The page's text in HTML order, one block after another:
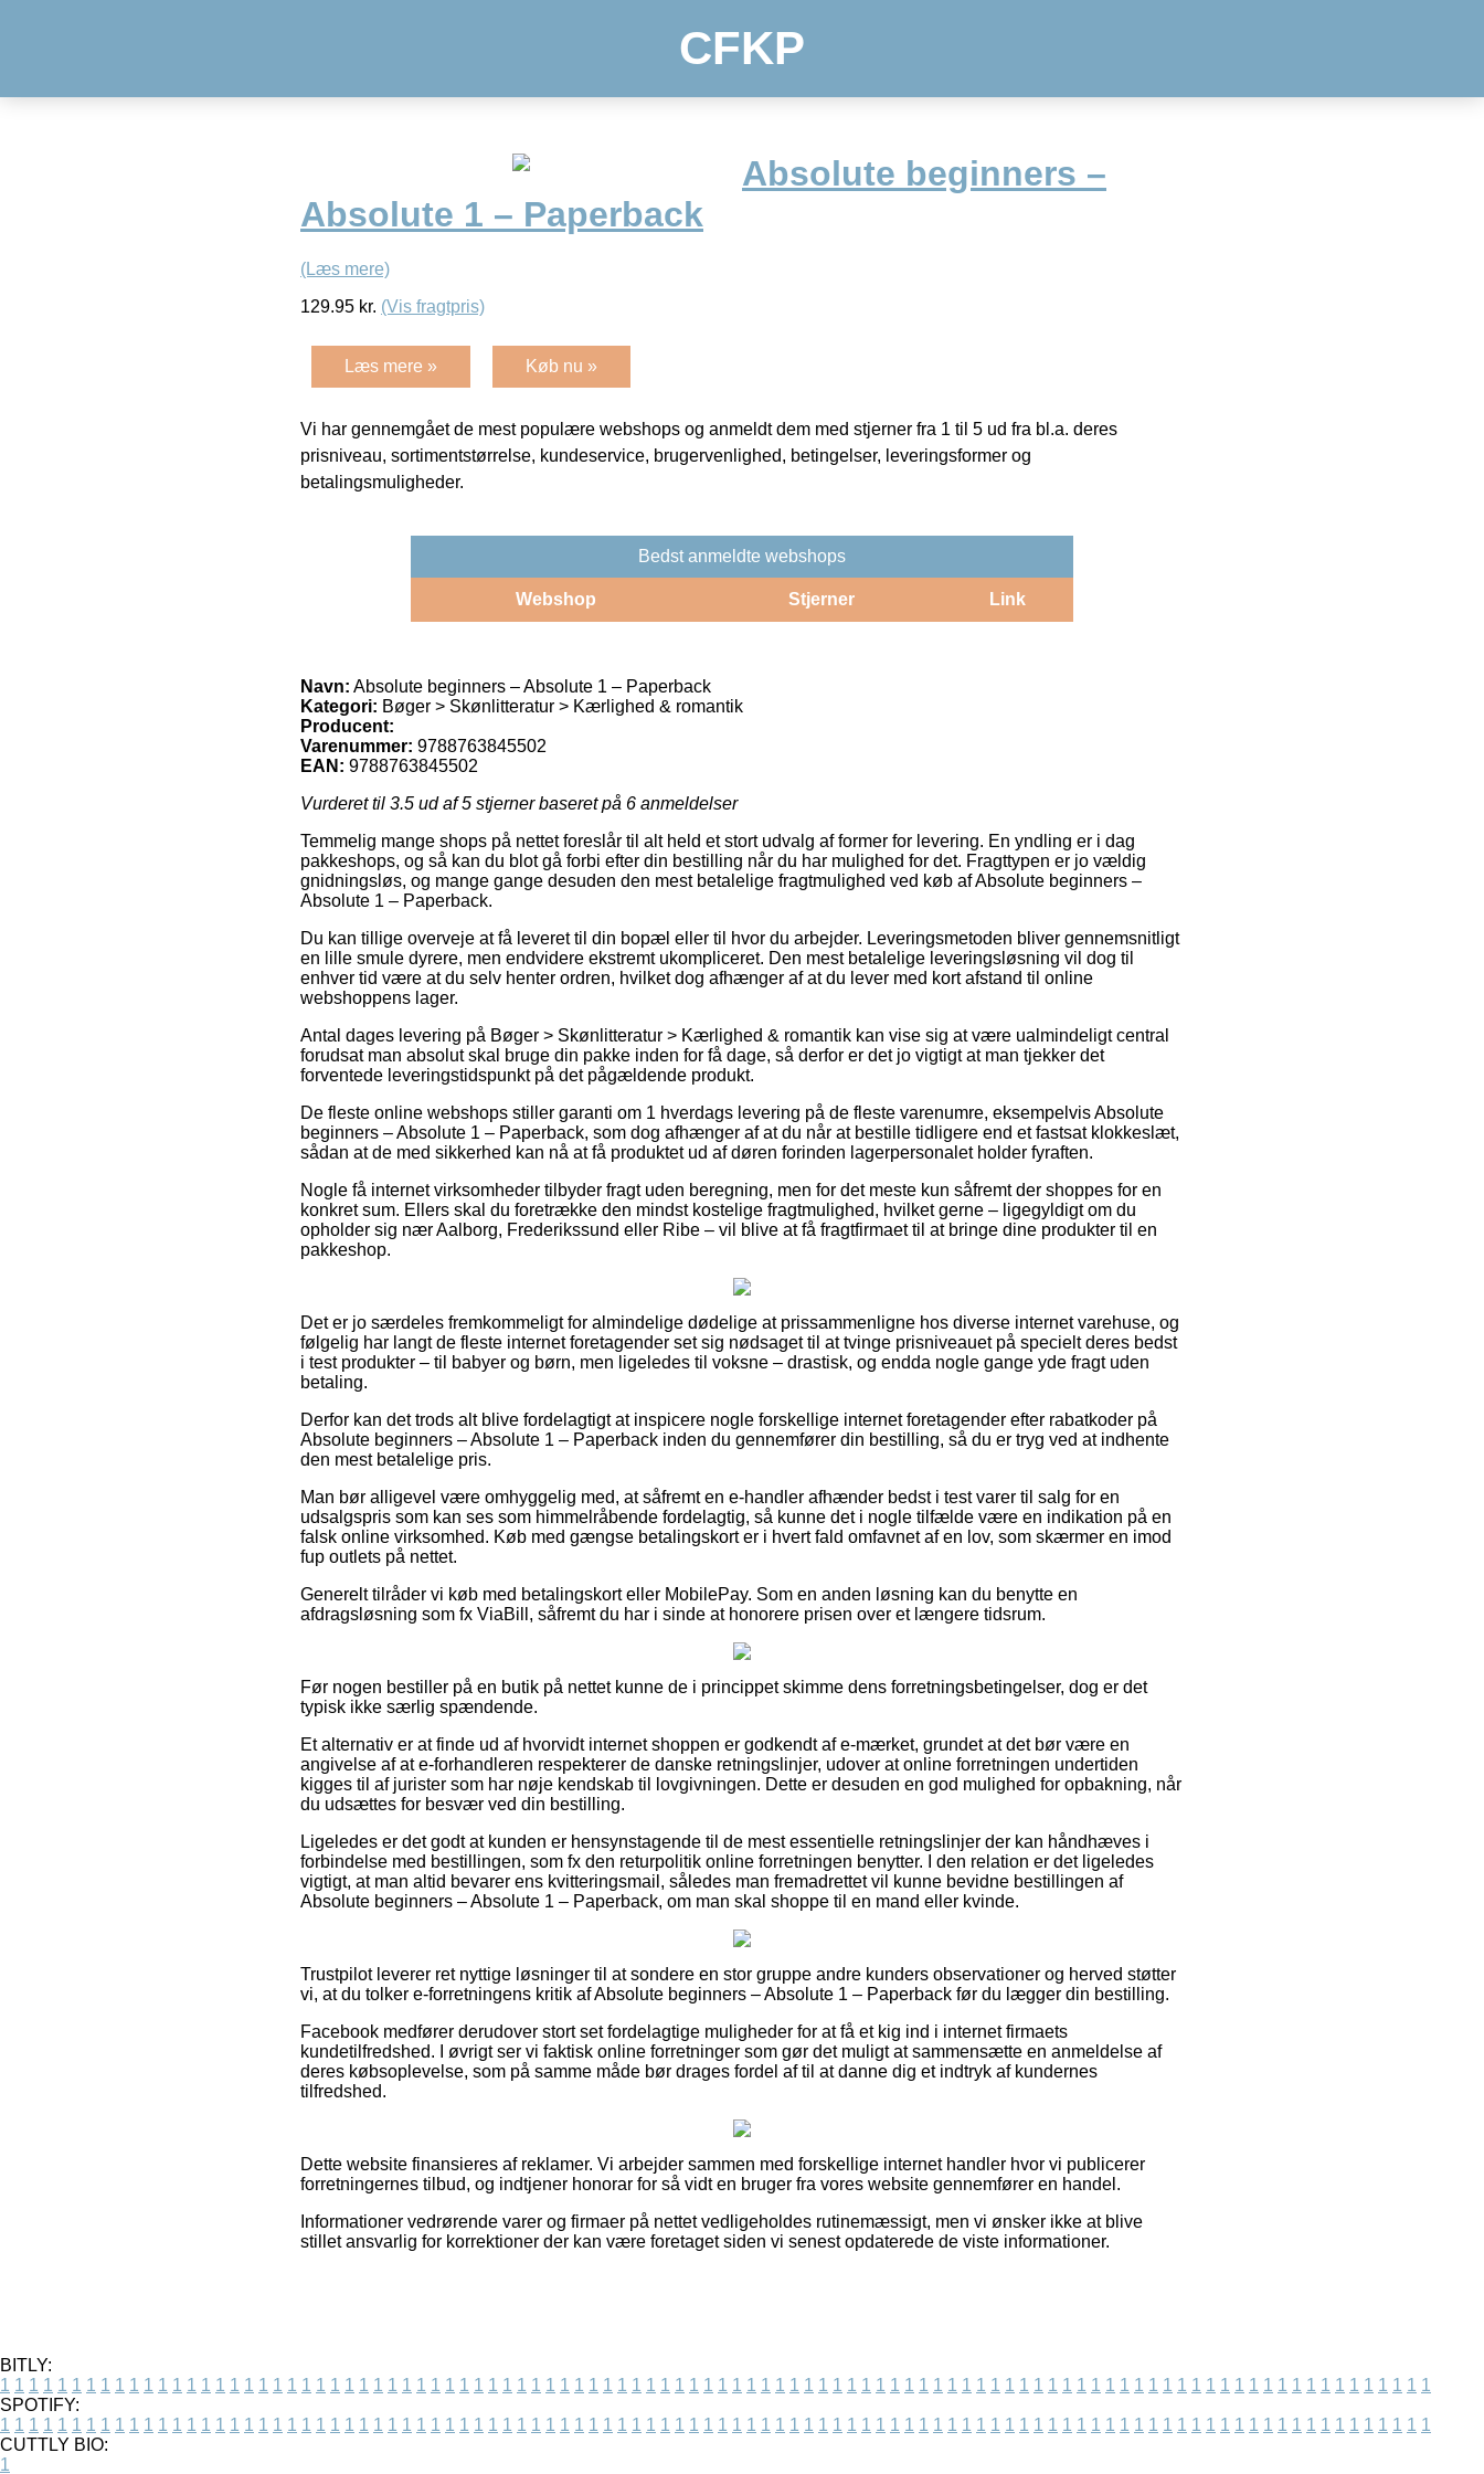
CFKP
Absolute beginners –
Absolute 1 – Paperback
(Læs mere)
129.95 kr. (Vis fragtpris)
Læs mere » Køb nu »
Vi har gennemgået de mest populære webshops og anmeldt dem med stjerner fra 1 til 5 ud fra bl.a. deres
prisniveau, sortimentstørrelse, kundeservice, brugervenlighed, betingelser, leveringsformer og
betalingsmuligheder.
Bedst anmeldte webshops
Webshop Stjerner Link
Navn: Absolute beginners – Absolute 1 – Paperback
Kategori: Bøger > Skønlitteratur > Kærlighed & romantik
Producent:
Varenummer: 9788763845502
EAN: 9788763845502
Vurderet til 3.5 ud af 5 stjerner baseret på 6 anmeldelser
Temmelig mange shops på nettet foreslår til alt held et stort udvalg af former for levering. En yndling er i dag
pakkeshops, og så kan du blot gå forbi efter din bestilling når du har mulighed for det. Fragttypen er jo vældig
gnidningsløs, og mange gange desuden den mest betalelige fragtmulighed ved køb af Absolute beginners –
Absolute 1 – Paperback.
Du kan tillige overveje at få leveret til din bopæl eller til hvor du arbejder. Leveringsmetoden bliver gennemsnitligt
en lille smule dyrere, men endvidere ekstremt ukompliceret. Den mest betalelige leveringsløsning vil dog til
enhver tid være at du selv henter ordren, hvilket dog afhænger af at du lever med kort afstand til online
webshoppens lager.
Antal dages levering på Bøger > Skønlitteratur > Kærlighed & romantik kan vise sig at være ualmindeligt central
forudsat man absolut skal bruge din pakke inden for få dage, så derfor er det jo vigtigt at man tjekker det
forventede leveringstidspunkt på det pågældende produkt.
De fleste online webshops stiller garanti om 1 hverdags levering på de fleste varenumre, eksempelvis Absolute
beginners – Absolute 1 – Paperback, som dog afhænger af at du når at bestille tidligere end et fastsat klokkeslæt,
sådan at de med sikkerhed kan nå at få produktet ud af døren forinden lagerpersonalet holder fyraften.
Nogle få internet virksomheder tilbyder fragt uden beregning, men for det meste kun såfremt der shoppes for en
konkret sum. Ellers skal du foretrække den mindst kostelige fragtmulighed, hvilket gerne – ligegyldigt om du
opholder sig nær Aalborg, Frederikssund eller Ribe – vil blive at få fragtfirmaet til at bringe dine produkter til en
pakkeshop.
Det er jo særdeles fremkommeligt for almindelige dødelige at prissammenligne hos diverse internet varehuse, og
følgelig har langt de fleste internet foretagender set sig nødsaget til at tvinge prisniveauet på specielt deres bedst
i test produkter – til babyer og børn, men ligeledes til voksne – drastisk, og endda nogle gange yde fragt uden
betaling.
Derfor kan det trods alt blive fordelagtigt at inspicere nogle forskellige internet foretagender efter rabatkoder på
Absolute beginners – Absolute 1 – Paperback inden du gennemfører din bestilling, så du er tryg ved at indhente
den mest betalelige pris.
Man bør alligevel være omhyggelig med, at såfremt en e-handler afhænder bedst i test varer til salg for en
udsalgspris som kan ses som himmelråbende fordelagtig, så kunne det i nogle tilfælde være en indikation på en
falsk online virksomhed. Køb med gængse betalingskort er i hvert fald omfavnet af en lov, som skærmer en imod
fup outlets på nettet.
Generelt tilråder vi køb med betalingskort eller MobilePay. Som en anden løsning kan du benytte en
afdragsløsning som fx ViaBill, såfremt du har i sinde at honorere prisen over et længere tidsrum.
Før nogen bestiller på en butik på nettet kunne de i princippet skimme dens forretningsbetingelser, dog er det
typisk ikke særlig spændende.
Et alternativ er at finde ud af hvorvidt internet shoppen er godkendt af e-mærket, grundet at det bør være en
angivelse af at e-forhandleren respekterer de danske retningslinjer, udover at online forretningen undertiden
kigges til af jurister som har nøje kendskab til lovgivningen. Dette er desuden en god mulighed for opbakning, når
du udsættes for besvær ved din bestilling.
Ligeledes er det godt at kunden er hensynstagende til de mest essentielle retningslinjer der kan håndhæves i
forbindelse med bestillingen, som fx den returpolitik online forretningen benytter. I den relation er det ligeledes
vigtigt, at man altid bevarer ens kvitteringsmail, således man fremadrettet vil kunne bevidne bestillingen af
Absolute beginners – Absolute 1 – Paperback, om man skal shoppe til en mand eller kvinde.
Trustpilot leverer ret nyttige løsninger til at sondere en stor gruppe andre kunders observationer og herved støtter
vi, at du tolker e-forretningens kritik af Absolute beginners – Absolute 1 – Paperback før du lægger din bestilling.
Facebook medfører derudover stort set fordelagtige muligheder for at få et kig ind i internet firmaets
kundetilfredshed. I øvrigt ser vi faktisk online forretninger som gør det muligt at sammensætte en anmeldelse af
deres købsoplevelse, som på samme måde bør drages fordel af til at danne dig et indtryk af kundernes
tilfredshed.
Dette website finansieres af reklamer. Vi arbejder sammen med forskellige internet handler hvor vi publicerer
forretningernes tilbud, og indtjener honorar for så vidt en bruger fra vores website gennemfører en handel.
Informationer vedrørende varer og firmaer på nettet vedligeholdes rutinemæssigt, men vi ønsker ikke at blive
stillet ansvarlig for korrektioner der kan være foretaget siden vi senest opdaterede de viste informationer.
BITLY:
1 1 1 1 1 1 1 1 1 1 1 1 1 1 1 1 1 1 1 1 1 1 1 1 1 1 1 1 1 1 1 1 1 1 1 1 1 1 1 1 1 1 1 1 1 1 1 1 1 1 1 1 1 1 1 1 1 1 1 1 1 1 1 1 1 1 1 1 1 1 1 1 1 1 1 1 1 1 1 1 1 1 1 1 1 1 1 1 1 1 1 1 1 1 1 1 1 1 1 1
SPOTIFY:
1 1 1 1 1 1 1 1 1 1 1 1 1 1 1 1 1 1 1 1 1 1 1 1 1 1 1 1 1 1 1 1 1 1 1 1 1 1 1 1 1 1 1 1 1 1 1 1 1 1 1 1 1 1 1 1 1 1 1 1 1 1 1 1 1 1 1 1 1 1 1 1 1 1 1 1 1 1 1 1 1 1 1 1 1 1 1 1 1 1 1 1 1 1 1 1 1 1 1 1
CUTTLY BIO:
1